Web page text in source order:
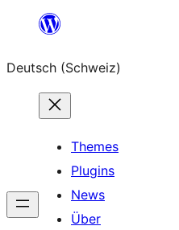
springen
Deutsch (Schweiz)
Themes
Plugins
News
Über